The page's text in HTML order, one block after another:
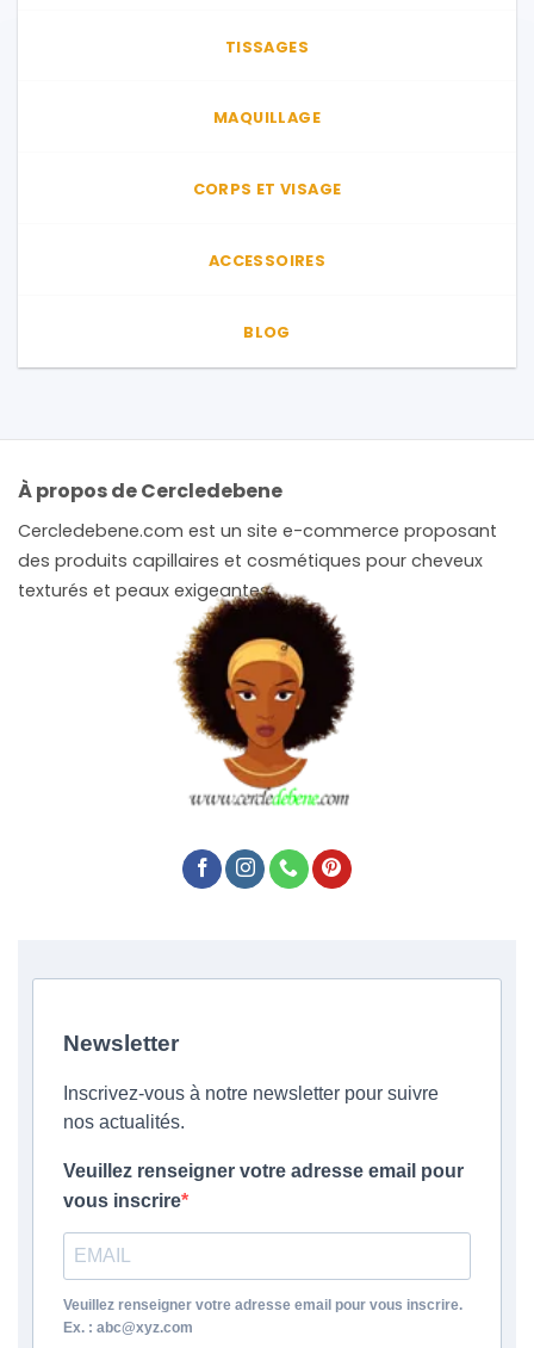
TISSAGES
MAQUILLAGE
CORPS ET VISAGE
ACCESSOIRES
BLOG
À propos de Cercledebene
Cercledebene.com est un site e-commerce proposant
des produits capillaires et cosmétiques pour cheveux
texturés et peaux exigeantes.
Newsletter
Inscrivez-vous à notre newsletter pour suivre
nos actualités.
Veuillez renseigner votre adresse email pour
vous inscrire
Veuillez renseigner votre adresse email pour vous inscrire.
Ex. : abc@xyz.com